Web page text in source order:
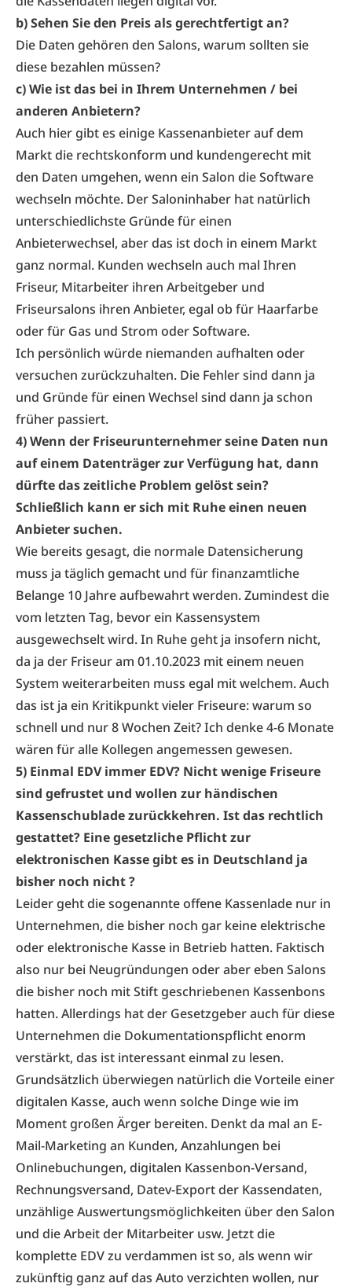
b) Sehen Sie den Preis als gerechtfertigt an?
Die Daten gehören den Salons, warum sollten sie
diese bezahlen müssen?
c) Wie ist das bei in Ihrem Unternehmen / bei
anderen Anbietern?
Auch hier gibt es einige Kassenanbieter auf dem
Markt die rechtskonform und kundengerecht mit
den Daten umgehen, wenn ein Salon die Software
wechseln möchte. Der Saloninhaber hat natürlich
unterschiedlichste Gründe für einen
Anbieterwechsel, aber das ist doch in einem Markt
ganz normal. Kunden wechseln auch mal Ihren
Friseur, Mitarbeiter ihren Arbeitgeber und
Friseursalons ihren Anbieter, egal ob für Haarfarbe
oder für Gas und Strom oder Software.
Ich persönlich würde niemanden aufhalten oder
versuchen zurückzuhalten. Die Fehler sind dann ja
und Gründe für einen Wechsel sind dann ja schon
früher passiert.
4) Wenn der Friseurunternehmer seine Daten nun
auf einem Datenträger zur Verfügung hat, dann
dürfte das zeitliche Problem gelöst sein?
Schließlich kann er sich mit Ruhe einen neuen
Anbieter suchen.
Wie bereits gesagt, die normale Datensicherung
muss ja täglich gemacht und für finanzamtliche
Belange 10 Jahre aufbewahrt werden. Zumindest die
vom letzten Tag, bevor ein Kassensystem
ausgewechselt wird. In Ruhe geht ja insofern nicht,
da ja der Friseur am 01.10.2023 mit einem neuen
System weiterarbeiten muss egal mit welchem. Auch
das ist ja ein Kritikpunkt vieler Friseure: warum so
schnell und nur 8 Wochen Zeit? Ich denke 4-6 Monate
wären für alle Kollegen angemessen gewesen.
5) Einmal EDV immer EDV? Nicht wenige Friseure
sind gefrustet und wollen zur händischen
Kassenschublade zurückkehren. Ist das rechtlich
gestattet? Eine gesetzliche Pflicht zur
elektronischen Kasse gibt es in Deutschland ja
bisher noch nicht ?
Leider geht die sogenannte offene Kassenlade nur in
Unternehmen, die bisher noch gar keine elektrische
oder elektronische Kasse in Betrieb hatten. Faktisch
also nur bei Neugründungen oder aber eben Salons
die bisher noch mit Stift geschriebenen Kassenbons
hatten. Allerdings hat der Gesetzgeber auch für diese
Unternehmen die Dokumentationspflicht enorm
verstärkt, das ist interessant einmal zu lesen.
Grundsätzlich überwiegen natürlich die Vorteile einer
digitalen Kasse, auch wenn solche Dinge wie im
Moment großen Ärger bereiten. Denkt da mal an E-
Mail-Marketing an Kunden, Anzahlungen bei
Onlinebuchungen, digitalen Kassenbon-Versand,
Rechnungsversand, Datev-Export der Kassendaten,
unzählige Auswertungsmöglichkeiten über den Salon
und die Arbeit der Mitarbeiter usw. Jetzt die
komplette EDV zu verdammen ist so, als wenn wir
zukünftig ganz auf das Auto verzichten wollen, nur